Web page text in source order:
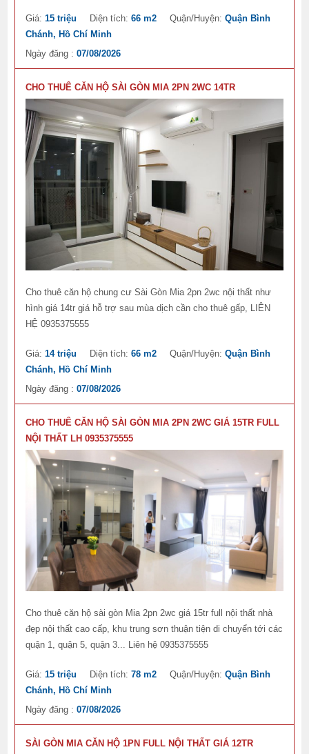
Giá:15 triệu Diện tích:66 m2 Quận/Huyện:Quận Bình
Chánh, Hồ Chí Minh
Ngày đăng :07/08/2026
CHO THUÊ CĂN HỘ SÀI GÒN MIA 2PN 2WC 14TR
Cho thuê căn hộ chung cư Sài Gòn Mia 2pn 2wc nội thất như
hình giá 14tr giá hỗ trợ sau mùa dịch cần cho thuê gấp, LIÊN
HỆ 0935375555
Giá:14 triệu Diện tích:66 m2 Quận/Huyện:Quận Bình
Chánh, Hồ Chí Minh
Ngày đăng :07/08/2026
CHO THUÊ CĂN HỘ SÀI GÒN MIA 2PN 2WC GIÁ 15TR FULL
NỘI THẤT LH 0935375555
Cho thuê căn hộ sài gòn Mia 2pn 2wc giá 15tr full nội thất nhà
đẹp nội thất cao cấp, khu trung sơn thuận tiện di chuyển tới các
quận 1, quận 5, quận 3... Liên hệ 0935375555
Giá:15 triệu Diện tích:78 m2 Quận/Huyện:Quận Bình
Chánh, Hồ Chí Minh
Ngày đăng :07/08/2026
SÀI GÒN MIA CĂN HỘ 1PN FULL NỘI THẤT GIÁ 12TR